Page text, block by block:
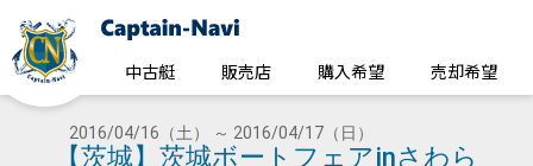
中古艇 販売店 購入希望 売却希望
2016/04/16（土） ～ 2016/04/17（日）
【茨城】茨城ボートフェアinさわら